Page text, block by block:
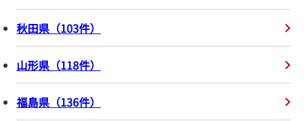
秋田県 （103件）
山形県 （118件）
福島県 （136件）